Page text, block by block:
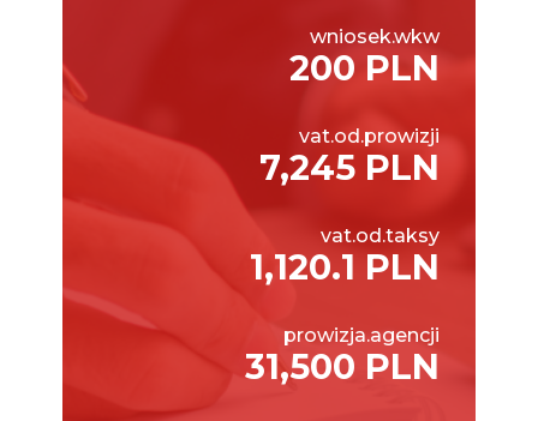
wniosek.wkw
200 PLN
vat.od.prowizji
7,245 PLN
vat.od.taksy
1,120.1 PLN
prowizja.agencji
31,500 PLN